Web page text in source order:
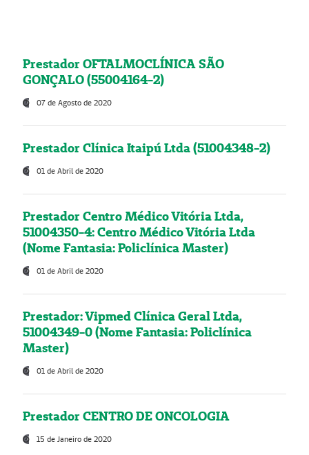
Prestador OFTALMOCLÍNICA SÃO
GONÇALO (55004164-2)
07 de Agosto de 2020
Prestador Clínica Itaipú Ltda (51004348-2)
01 de Abril de 2020
Prestador Centro Médico Vitória Ltda,
51004350-4: Centro Médico Vitória Ltda
(Nome Fantasia: Policlínica Master)
01 de Abril de 2020
Prestador: Vipmed Clínica Geral Ltda,
51004349-0 (Nome Fantasia: Policlínica
Master)
01 de Abril de 2020
Prestador CENTRO DE ONCOLOGIA
15 de Janeiro de 2020